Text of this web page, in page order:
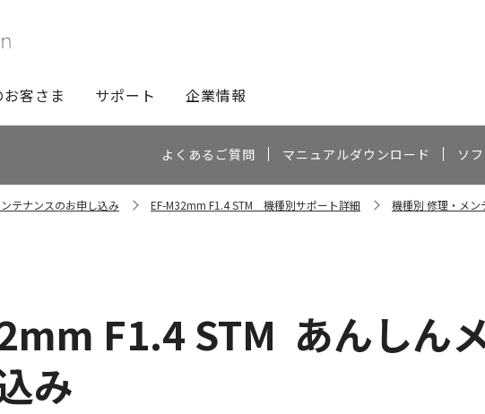
客さま サポート 企業情報
よくあるご質問 マニュアルダウンロード ソ
テナンスのお申し込み EF-M32mm F1.4 STM 機種別サポート詳細 機種別 修理・メン
F1.4 STM あんしん
み